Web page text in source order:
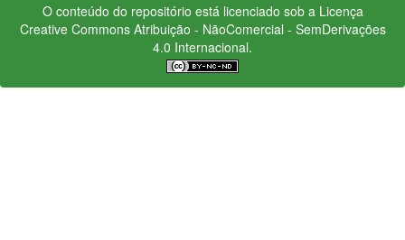
O conteúdo do repositório está licenciado sob a Licença
Creative CommonsAtribuição - NãoComercial - SemDerivações
4.0 Internacional.